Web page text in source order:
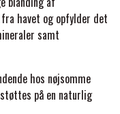
& DÆKKEN
RIDEDÆKKEN
havet og opfylder det
samt
hos nøjsomme
på en naturlig